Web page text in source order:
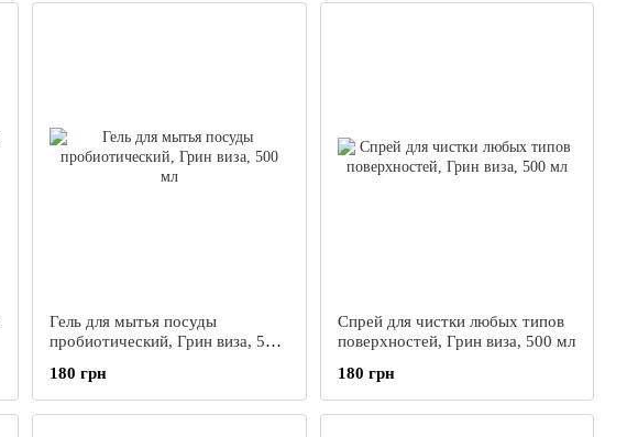
Гель для мытья посуды
пробиотический, Грин виза, 500
180 грн
Спрей для чистки любых типов
поверхностей, Грин виза, 500 мл
180 грн